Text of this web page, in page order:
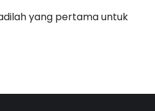
yang pertama untuk